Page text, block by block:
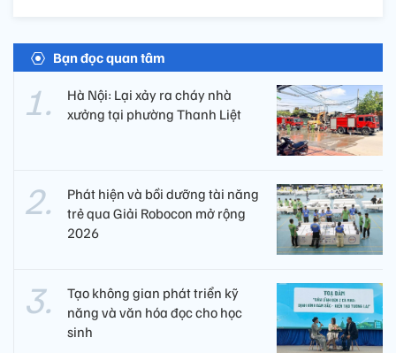
Bạn đọc quan tâm
Hà Nội: Lại xảy ra cháy nhà
xưởng tại phường Thanh Liệt
Phát hiện và bồi dưỡng tài năng
trẻ qua Giải Robocon mở rộng
2026
Tạo không gian phát triển kỹ
năng và văn hóa đọc cho học
sinh